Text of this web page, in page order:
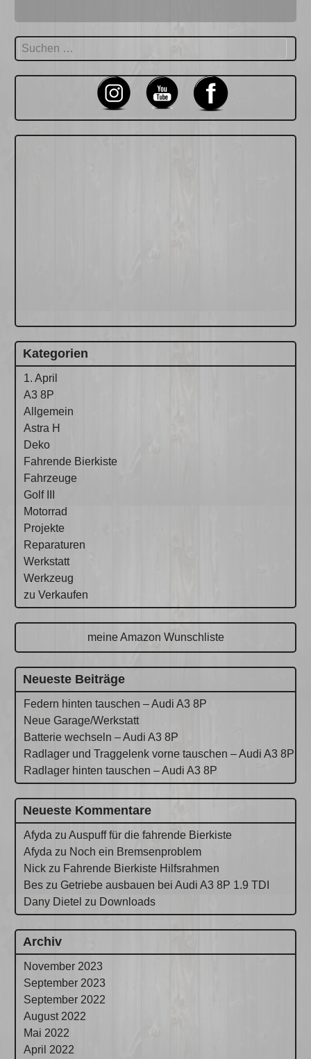
Suchen
nach:
Kategorien
1. April
A3 8P
Allgemein
Astra H
Deko
Fahrende Bierkiste
Fahrzeuge
Golf III
Motorrad
Projekte
Reparaturen
Werkstatt
Werkzeug
zu Verkaufen
meine Amazon Wunschliste
Neueste Beiträge
Federn hinten tauschen – Audi A3 8P
Neue Garage/Werkstatt
Batterie wechseln – Audi A3 8P
Radlager und Traggelenk vorne tauschen – Audi A3 8P
Radlager hinten tauschen – Audi A3 8P
Neueste Kommentare
Afyda zuAuspuff für die fahrende Bierkiste
Afyda zu Noch ein Bremsenproblem
Nick zu Fahrende Bierkiste Hilfsrahmen
Bes zuGetriebe ausbauen bei Audi A3 8P 1.9 TDI
Dany Dietel zu Downloads
Archiv
November 2023
September 2023
September 2022
August 2022
Mai 2022
April 2022